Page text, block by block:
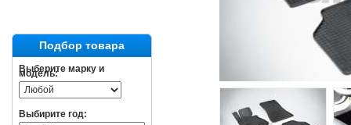
Подбор товара
Выберите марку и
модель:
Выбирите год: